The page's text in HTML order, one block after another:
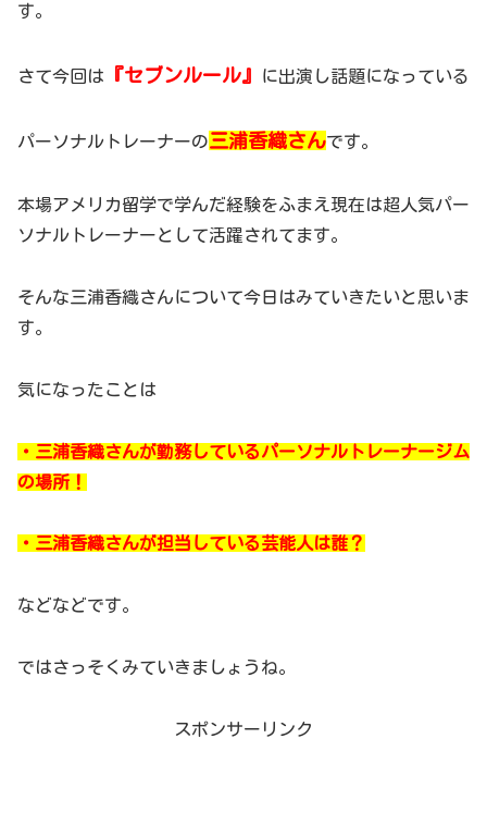
す。
さて今回は 『セブンルール』 に出演し話題になっている
パーソナルトレーナーの三浦香織さんです。
本場アメリカ留学で学んだ経験をふまえ現在は超人気パー
ソナルトレーナーとして活躍されてます。
そんな三浦香織さんについて今日はみていきたいと思いま
す。
気になったことは
・三浦香織さんが勤務しているパーソナルトレーナージム
の場所！
・三浦香織さんが担当している芸能人は誰？
などなどです。
ではさっそくみていきましょうね。
スポンサーリンク